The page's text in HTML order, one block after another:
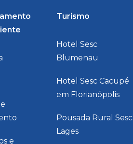
e
Turismo
Hotel Sesc
Blumenau
Hotel Sesc Cacupé
em Florianópolis
Pousada Rural Sesc
Lages